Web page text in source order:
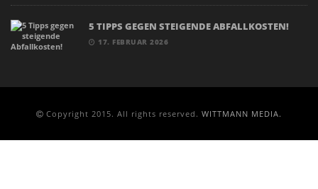
5 TIPPS GEGEN STEIGENDE ABFALLKOSTEN!
17. FEBRUAR 2026
Copyright 2015. All rights reserved. WITTMANN MEDIA.